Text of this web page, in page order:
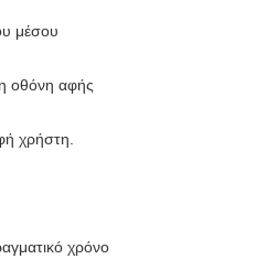
μέσου
οθόνη αφής
χρήστη.
χρόνο